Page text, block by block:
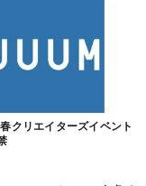
クリエイターズイベント